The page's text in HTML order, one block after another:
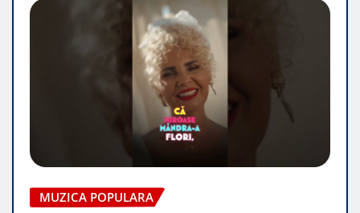
MUZICA POPULARA